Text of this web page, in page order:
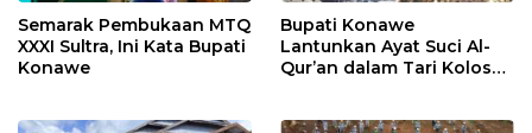
Semarak Pembukaan MTQ
XXXI Sultra, Ini Kata Bupati
Konawe
Bupati Konawe
Lantunkan Ayat Suci Al-
Qur’an dalam Tari Kolosal